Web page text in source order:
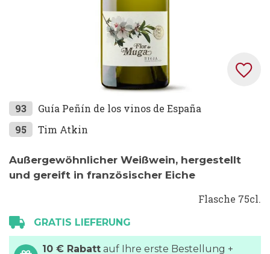
Zum
Anfang
der
springen
93
Guía Peñín de los vinos de España
95
Tim Atkin
Außergewöhnlicher Weißwein, hergestellt
und gereift in französischer Eiche
Flasche 75cl.
GRATIS LIEFERUNG
10 € Rabatt auf Ihre erste Bestellung +